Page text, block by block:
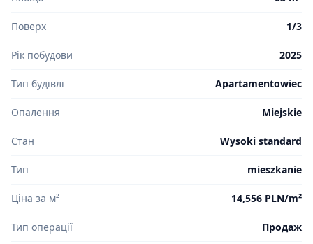
Поверх 1/3
Рік побудови 2025
Тип будівлі Apartamentowiec
Опалення Miejskie
Стан Wysoki standard
Тип mieszkanie
Ціна за м² 14,556 PLN/m²
Тип операції Продаж